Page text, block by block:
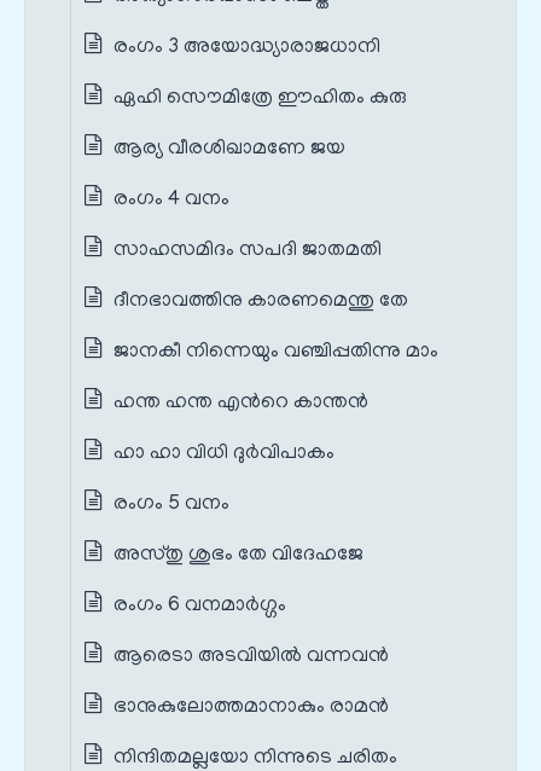
രംഗം 3 അയോദ്ധ്യാരാജധാനി
ഏഹി സൌമിത്രേ ഈഹിതം കുരു
ആര്യ വീരശിഖാമണേ ജയ
രംഗം 4 വനം
സാഹസമിദം സപദി ജാതമതി
ദീനഭാവത്തിനു കാരണമെന്തു തേ
ജാനകീ നിന്നെയും വഞ്ചിപ്പതിന്നു മാം
ഹന്ത ഹന്ത എന്‍റെ കാന്തന്‍
ഹാ ഹാ വിധി ദുര്‍വിപാകം
രംഗം 5 വനം
അസ്തു ശുഭം തേ വിദേഹജേ
രംഗം 6 വനമാര്‍ഗ്ഗം
ആരെടാ അടവിയില്‍ വന്നവന്‍
ഭാനുകുലോത്തമാനാകും രാമന്‍
നിന്ദിതമല്ലയോ നിന്നുടെ ചരിതം